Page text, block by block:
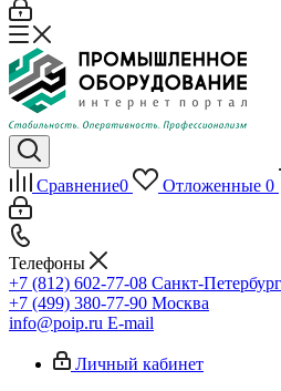
Сравнение0 Отложенные 0
Телефоны
+7 (812) 602-77-08 Санкт-Петербург
+7 (499) 380-77-90 Москва
info@poip.ru E-mail
Личный кабинет